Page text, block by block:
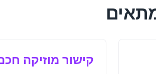
קישור מוזיקה